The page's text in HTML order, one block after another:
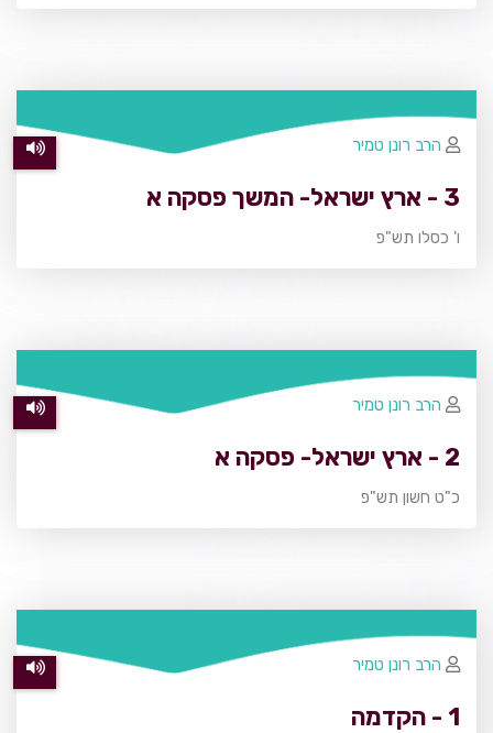
3 - ארץ ישראל- המשך פסקה א
ו' כסלו תש"פ
הרב רונן טמיר
2 - ארץ ישראל- פסקה א
כ"ט חשון תש"פ
הרב רונן טמיר
1 - הקדמה
הרב רונן טמיר